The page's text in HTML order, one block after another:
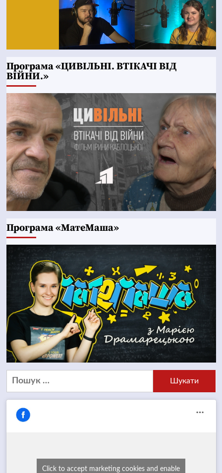
Програма «ЦИВІЛЬНІ. ВТІКАЧІ ВІД
ВІЙНИ.»
Програма «МатеМаша»
Пошук:
Click to accept marketing cookies and enable